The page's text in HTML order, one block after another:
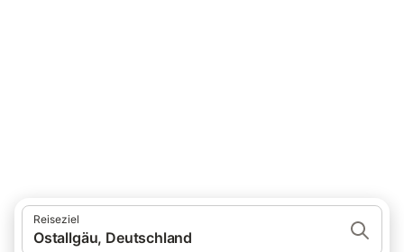
Reiseziel
Ostallgäu, Deutschland